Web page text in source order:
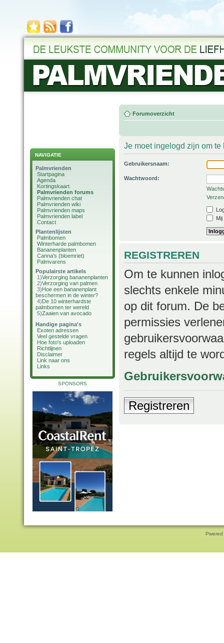
NAVIGATIE
Palmvrienden
Startpagina
Agenda
Kortingskaart
Palmvrienden forums
Palmvrienden chat
Palmvrienden wiki
Palmvrienden maps
Palmvrienden label
Contact
Plantenlijsten
Palmbomen
Winterharde palmbomen
Bananenplanten
Canna's (bloemriet)
Palmvarens
Populairste artikels
1)Verzorging bananenplanten
2)Verzorging van palmen
3)Hoe een bananenplant
beschermen in de winter?
4)De 10 winterhardste
palmbomen ter wereld
5)Zaaien van avocado
Handige pagina's
Exoten adressen
Veel gestelde vragen
Hoe foto's uploaden
Richtlijnen
Disclaimer
Link naar ons
Links
SPONSORS
Forumoverzicht
Je moet ingelogd zijn om
Gebruikersnaam:
Wachtwoord:
REGISTREREN
Om te kunnen
slechts enkele
op dit forum. De
permissies
regels altijd te
Registreren